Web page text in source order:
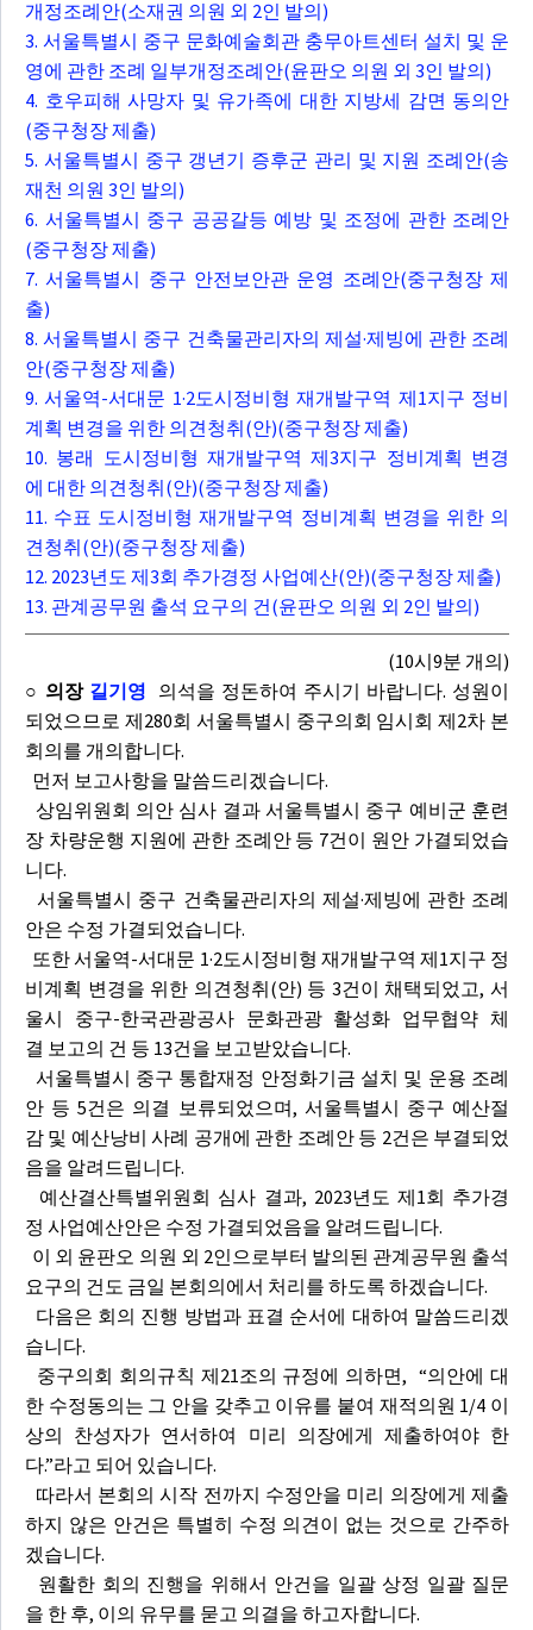
개정조례안(소재권 의원 외 2인 발의)
3. 서울특별시 중구 문화예술회관 충무아트센터 설치 및 운
영에 관한 조례 일부개정조례안(윤판오 의원 외 3인 발의)
4. 호우피해 사망자 및 유가족에 대한 지방세 감면 동의안
(중구청장 제출)
5. 서울특별시 중구 갱년기 증후군 관리 및 지원 조례안(송
재천 의원 3인 발의)
6. 서울특별시 중구 공공갈등 예방 및 조정에 관한 조례안
(중구청장 제출)
7. 서울특별시 중구 안전보안관 운영 조례안(중구청장 제
출)
8. 서울특별시 중구 건축물관리자의 제설·제빙에 관한 조례
안(중구청장 제출)
9. 서울역-서대문 1·2도시정비형 재개발구역 제1지구 정비
계획 변경을 위한 의견청취(안)(중구청장 제출)
10. 봉래 도시정비형 재개발구역 제3지구 정비계획 변경
에 대한 의견청취(안)(중구청장 제출)
11. 수표 도시정비형 재개발구역 정비계획 변경을 위한 의
견청취(안)(중구청장 제출)
12. 2023년도 제3회 추가경정 사업예산(안)(중구청장 제출)
13. 관계공무원 출석 요구의 건(윤판오 의원 외 2인 발의)
(10시9분 개의)
○ 의장 길기영 의석을 정돈하여 주시기 바랍니다. 성원이
되었으므로 제280회 서울특별시 중구의회 임시회 제2차 본
회의를 개의합니다.
먼저 보고사항을 말씀드리겠습니다.
상임위원회 의안 심사 결과 서울특별시 중구 예비군 훈련
장 차량운행 지원에 관한 조례안 등 7건이 원안 가결되었습
니다.
서울특별시 중구 건축물관리자의 제설·제빙에 관한 조례
안은 수정 가결되었습니다.
또한 서울역-서대문 1·2도시정비형 재개발구역 제1지구 정
비계획 변경을 위한 의견청취(안) 등 3건이 채택되었고, 서
울시 중구-한국관광공사 문화관광 활성화 업무협약 체
결 보고의 건 등 13건을 보고받았습니다.
서울특별시 중구 통합재정 안정화기금 설치 및 운용 조례
안 등 5건은 의결 보류되었으며, 서울특별시 중구 예산절
감 및 예산낭비 사례 공개에 관한 조례안 등 2건은 부결되었
음을 알려드립니다.
예산결산특별위원회 심사 결과, 2023년도 제1회 추가경
정 사업예산안은 수정 가결되었음을 알려드립니다.
이 외 윤판오 의원 외 2인으로부터 발의된 관계공무원 출석
요구의 건도 금일 본회의에서 처리를 하도록 하겠습니다.
다음은 회의 진행 방법과 표결 순서에 대하여 말씀드리겠
습니다.
중구의회 회의규칙 제21조의 규정에 의하면, “의안에 대
한 수정동의는 그 안을 갖추고 이유를 붙여 재적의원 1/4 이
상의 찬성자가 연서하여 미리 의장에게 제출하여야 한
다.”라고 되어 있습니다.
따라서 본회의 시작 전까지 수정안을 미리 의장에게 제출
하지 않은 안건은 특별히 수정 의견이 없는 것으로 간주하
겠습니다.
원활한 회의 진행을 위해서 안건을 일괄 상정 일괄 질문
을 한 후, 이의 유무를 묻고 의결을 하고자합니다.